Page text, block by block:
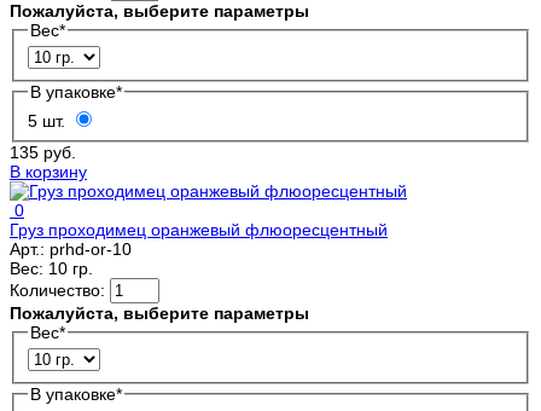
Пожалуйста, выберите параметры
Вес*
В упаковке*
5 шт.
135 руб.
В корзину
0
Груз проходимец оранжевый флюоресцентный
Арт.: prhd-or-10
Вес: 10 гр.
Количество:
Пожалуйста, выберите параметры
Вес*
В упаковке*